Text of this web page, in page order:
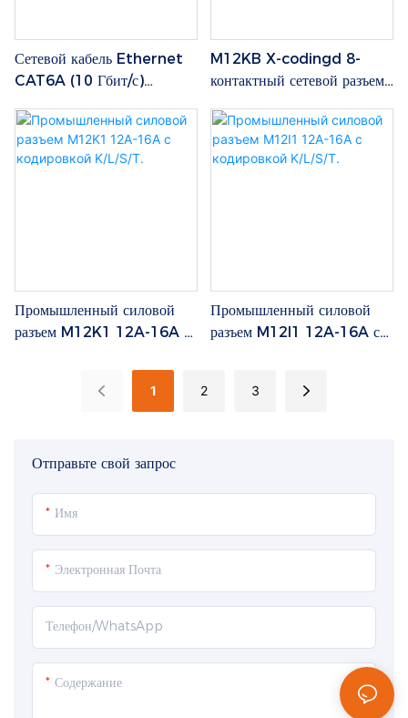
Отправьте свой запрос
Имя
Электронная Почта
Телефон/WhatsApp
Содержание
Сетевой кабель Ethernet
CAT6A (10 Гбит/с)
8-контактный,
авиационный штекер,
штекер + гнездо
M12KB X-codingd 8-
контактный сетевой разъем
Гбит/с) авиационный
штекер
Промышленный силовой
разъем M12K1 12A-16A с
Промышленный силовой
разъем M12I1 12A-16A с
1 2 3